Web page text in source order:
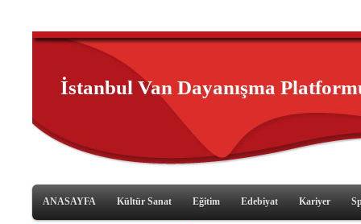
İstanbul Van Dayanışma
ANASAYFA Kültür Sanat Eğitim Edebiyat Kariyer